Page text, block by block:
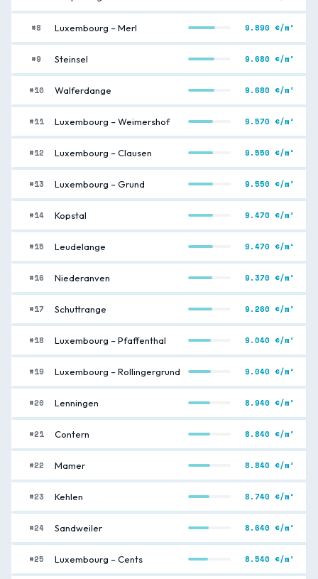
#8 Luxembourg – Merl 9.890 €/m²
#9 Steinsel 9.680 €/m²
#10 Walferdange 9.680 €/m²
#11 Luxembourg – Weimershof 9.570 €/m²
#12 Luxembourg – Clausen 9.550 €/m²
#13 Luxembourg – Grund 9.550 €/m²
#14 Kopstal 9.470 €/m²
#15 Leudelange 9.470 €/m²
#16 Niederanven 9.370 €/m²
#17 Schuttrange 9.260 €/m²
#18 Luxembourg – Pfaffenthal 9.040 €/m²
#19 Luxembourg – Rollingergrund 9.040 €/m²
#20 Lenningen 8.940 €/m²
#21 Contern 8.840 €/m²
#22 Mamer 8.840 €/m²
#23 Kehlen 8.740 €/m²
#24 Sandweiler 8.640 €/m²
#25 Luxembourg – Cents 8.540 €/m²